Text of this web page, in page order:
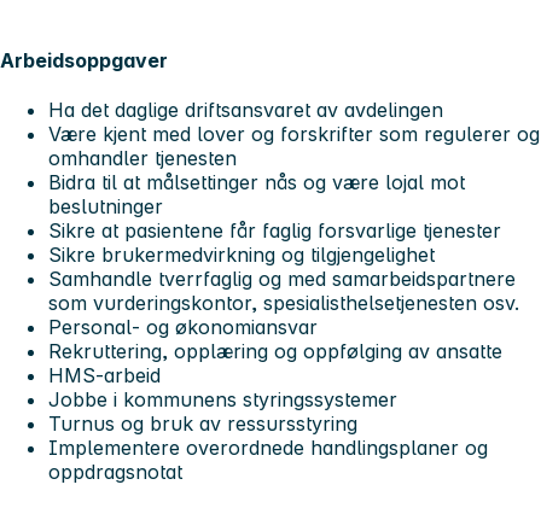
Arbeidsoppgaver
Ha det daglige driftsansvaret av avdelingen
Være kjent med lover og forskrifter som regulerer og
omhandler tjenesten
Bidra til at målsettinger nås og være lojal mot
beslutninger
Sikre at pasientene får faglig forsvarlige tjenester
Sikre brukermedvirkning og tilgjengelighet
Samhandle tverrfaglig og med samarbeidspartnere
som vurderingskontor, spesialisthelsetjenesten osv.
Personal- og økonomiansvar
Rekruttering, opplæring og oppfølging av ansatte
HMS-arbeid
Jobbe i kommunens styringssystemer
Turnus og bruk av ressursstyring
Implementere overordnede handlingsplaner og
oppdragsnotat